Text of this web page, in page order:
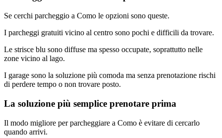
Se cerchi parcheggio a Como le opzioni sono queste.
I parcheggi gratuiti vicino al centro sono pochi e difficili da trovare.
Le strisce blu sono diffuse ma spesso occupate, soprattutto nelle
zone vicino al lago.
I garage sono la soluzione più comoda ma senza prenotazione rischi
di perdere tempo o non trovare posto.
La soluzione più semplice prenotare prima
Il modo migliore per parcheggiare a Como è evitare di cercarlo
quando arrivi.